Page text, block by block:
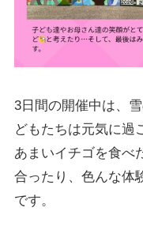
3日間の開催中は、
どもたちは元気に過
あまいイチゴを食べ
合ったり、色んな体
です。